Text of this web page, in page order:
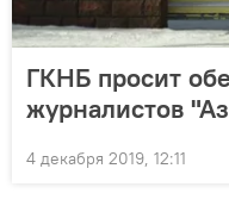
ГКНБ просит
журналистов
4 декабря 2019, 12:11